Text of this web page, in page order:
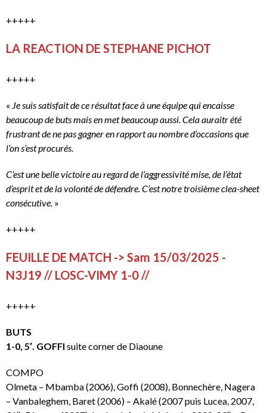
+++++
LA REACTION DE STEPHANE PICHOT
+++++
« Je suis satisfait de ce résultat face à une équipe qui encaisse
beaucoup de buts mais en met beaucoup aussi. Cela auraitr été
frustrant de ne pas gagner en rapport au nombre d’occasions que
l’on s’est procurés.
C’est une belle victoire au regard de l’aggressivité mise, de l’état
d’esprit et de la volonté de défendre. C’est notre troisième clea-sheet
consécutive. »
+++++
FEUILLE DE MATCH -> Sam 15/03/2025 -
N3J19 // LOSC-VIMY 1-0 //
+++++
BUTS
1-0, 5′. GOFFI suite corner de Diaoune
COMPO
Olmeta – Mbamba (2006), Goffi (2008), Bonnechère, Nagera
– Vanbaleghem, Baret (2006) – Akalé (2007 puis Lucea, 2007,